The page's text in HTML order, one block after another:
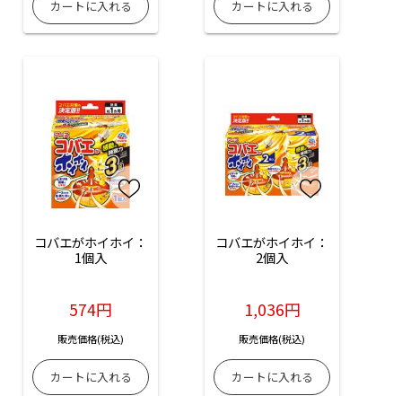
コバエがホイホイ：
1個入
574円
販売価格(税込)
コバエがホイホイ：
2個入
1,036円
販売価格(税込)